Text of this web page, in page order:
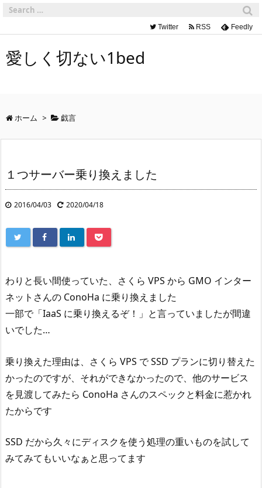
Twitter RSS Feedly
愛しく切ない1bed
ホーム > 戯言
１つサーバー乗り換えました
2016/04/03 2020/04/18
わりと長い間使っていた、さくら VPS から GMO インター
ネットさんの ConoHa に乗り換えました
一部で「IaaS に乗り換えるぞ！」と言っていましたが間違
いでした…
乗り換えた理由は、さくら VPS で SSD プランに切り替えた
かったのですが、それができなかったので、他のサービス
を見渡してみたら ConoHa さんのスペックと料金に惹かれ
たからです
SSD だから久々にディスクを使う処理の重いものを試して
みてみてもいいなぁと思ってます